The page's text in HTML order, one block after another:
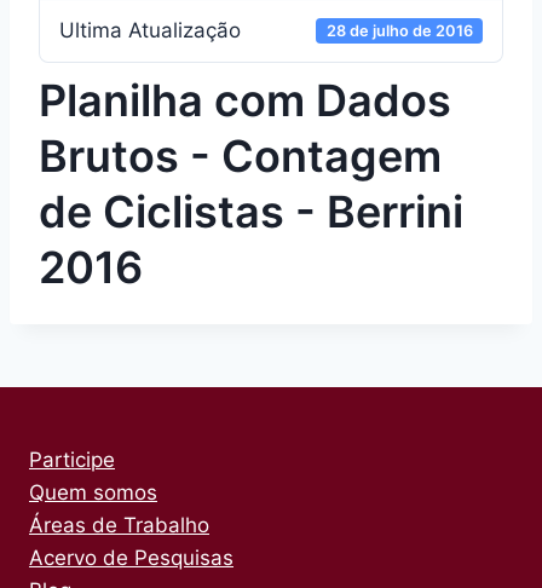
Ultima Atualização 28 de julho de 2016
Planilha com Dados
Brutos - Contagem
de Ciclistas - Berrini
2016
Participe
Quem somos
Áreas de Trabalho
Acervo de Pesquisas